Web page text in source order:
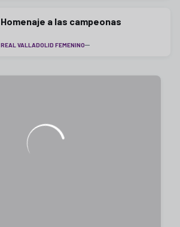
Homenaje a las campeonas
REAL VALLADOLID FEMENINO